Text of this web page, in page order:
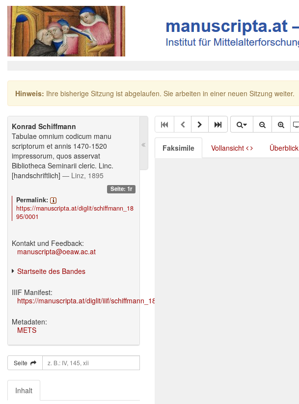
Hinweis: Ihre bisherige Sitzung ist abgelaufen. Sie arbeiten in einer neuen Sitzung weiter.
Konrad Schiffmann
Tabulae omnium codicum manu
scriptorum et annis 1470-1520
impressorum, quos asservat
Bibliotheca Seminarii cleric. Linc.
[handschriftlich] — Linz, 1895
Seite: 1r
Permalink:
https://manuscripta.at/diglit/schiffmann_18
95/0001
Kontakt und Feedback:
manuscripta@oeaw.ac.at
Startseite des Bandes
IIIF Manifest:
https://manuscripta.at/diglit/iiif/schiffmann_1895/manifest.json
Metadaten:
METS
Seite
Inhalt
Faksimile Vollansicht Überblick